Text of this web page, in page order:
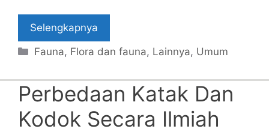
Selengkapnya
Categories
Fauna, Flora dan fauna, Lainnya, Umum
Perbedaan Katak Dan
Kodok Secara Ilmiah